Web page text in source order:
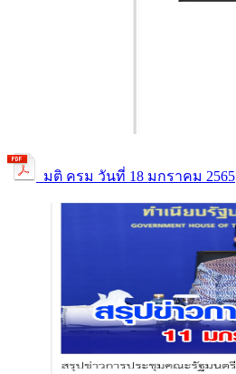
มติ ครม วันที่ 18 มกราคม 2565